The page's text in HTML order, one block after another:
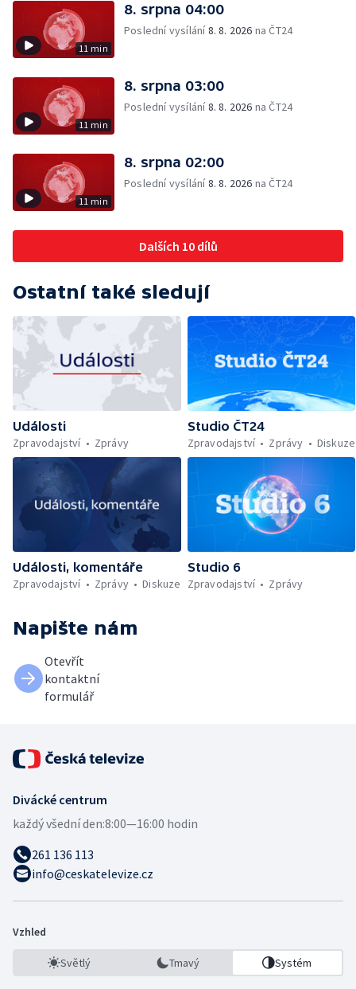
11 min
8. srpna 04:00
Poslední vysílání8. 8. 2026 na ČT24
11 min
8. srpna 03:00
Poslední vysílání8. 8. 2026 na ČT24
11 min
8. srpna 02:00
Poslední vysílání8. 8. 2026 na ČT24
Dalších 10 dílů
Ostatní také sledují
Události
Zpravodajství
Zprávy
Studio ČT24
Zpravodajství
Zprávy Diskuze
Události, komentáře
Zpravodajství
Zprávy Diskuze
Studio 6
Zpravodajství
Zprávy
Napište nám
Otevřít
kontaktní
formulář
Divácké centrum
každý všední den:8:00—16:00 hodin
261 136 113
info@ceskatelevize.cz
Vzhled
Světlý Tmavý Systém